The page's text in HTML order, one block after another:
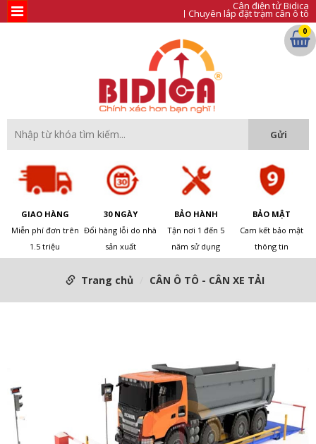
Cân điện tử Bidica
Chuyên lắp đặt trạm cân ô tô
GIAO HÀNG
Miễn phí đơn trên
1.5 triệu
30 NGÀY
Đổi hàng lỗi do nhà
sản xuất
BẢO HÀNH
Tận nơi 1 đến 5
năm sử dụng
BẢO MẬT
Cam kết bảo mật
thông tin
0
Trang chủ CÂN Ô TÔ - CÂN XE TẢI